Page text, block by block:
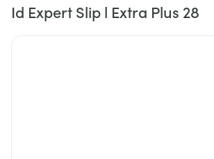
Id Expert Slip l Extra Plus 28